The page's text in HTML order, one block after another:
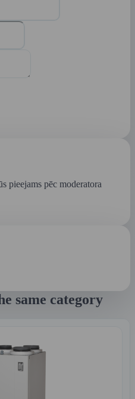
pieejams pēc moderatora
same category